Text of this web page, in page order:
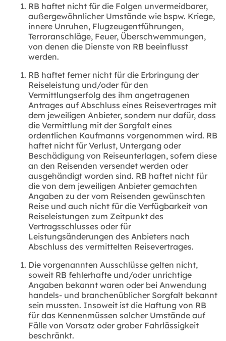
RB haftet nicht für die Folgen unvermeidbarer,
außergewöhnlicher Umstände wie bspw. Kriege,
innere Unruhen, Flugzeugentführungen,
Terroranschläge, Feuer, Überschwemmungen,
von denen die Dienste von RB beeinflusst
werden.
RB haftet ferner nicht für die Erbringung der
Reiseleistung und/oder für den
Vermittlungserfolg des ihm angetragenen
Antrages auf Abschluss eines Reisevertrages mit
dem jeweiligen Anbieter, sondern nur dafür, dass
die Vermittlung mit der Sorgfalt eines
ordentlichen Kaufmanns vorgenommen wird. RB
haftet nicht für Verlust, Untergang oder
Beschädigung von Reiseunterlagen, sofern diese
an den Reisenden versendet werden oder
ausgehändigt worden sind. RB haftet nicht für
die von dem jeweiligen Anbieter gemachten
Angaben zu der vom Reisenden gewünschten
Reise und auch nicht für die Verfügbarkeit von
Reiseleistungen zum Zeitpunkt des
Vertragsschlusses oder für
Leistungsänderungen des Anbieters nach
Abschluss des vermittelten Reisevertrages.
Die vorgenannten Ausschlüsse gelten nicht,
soweit RB fehlerhafte und/oder unrichtige
Angaben bekannt waren oder bei Anwendung
handels- und branchenüblicher Sorgfalt bekannt
sein mussten. Insoweit ist die Haftung von RB
für das Kennenmüssen solcher Umstände auf
Fälle von Vorsatz oder grober Fahrlässigkeit
beschränkt.